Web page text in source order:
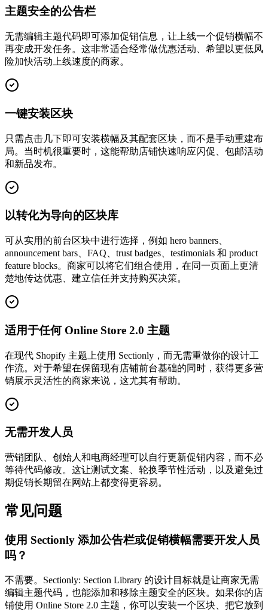
主题安全的公告栏
无需编辑主题代码即可添加促销信息，让上线一个促销横幅不
再变成开发任务。这非常适合经常做优惠活动、希望以更低风
险加快活动上线速度的商家。
一键安装区块
只需点击几下即可安装横幅及其配套区块，而不是手动重建布
局。当时机很重要时，这能帮助店铺快速响应闪促、包邮活动
和新品发布。
以转化为导向的区块库
可从实用的前台区块中进行选择，例如 hero banners、
announcement bars、FAQ、trust badges、testimonials 和 product
feature blocks。商家可以将它们组合使用，在同一页面上更清
楚地传达优惠、建立信任并支持购买决策。
适用于任何 Online Store 2.0 主题
在现代 Shopify 主题上使用 Sectionly，而无需重做你的设计工
作流。对于希望在保留现有店铺前台基础的同时，获得更多营
销展示灵活性的商家来说，这尤其有帮助。
无需开发人员
营销团队、创始人和电商经理可以自行更新促销内容，而不必
等待代码修改。这让测试文案、轮换季节性活动，以及避免过
期促销长期留在网站上都变得更容易。
常见问题
使用 Sectionly 添加公告栏或促销横幅需要开发人员
吗？
不需要。Sectionly: Section Library 的设计目标就是让商家无需
编辑主题代码，也能添加和移除主题安全的区块。如果你的店
铺使用 Online Store 2.0 主题，你可以安装一个区块、把它放到